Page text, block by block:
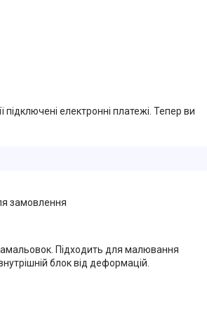
підключені електронні платежі. Тепер ви
замовлення
Підходить для малювання
блок від деформацій.